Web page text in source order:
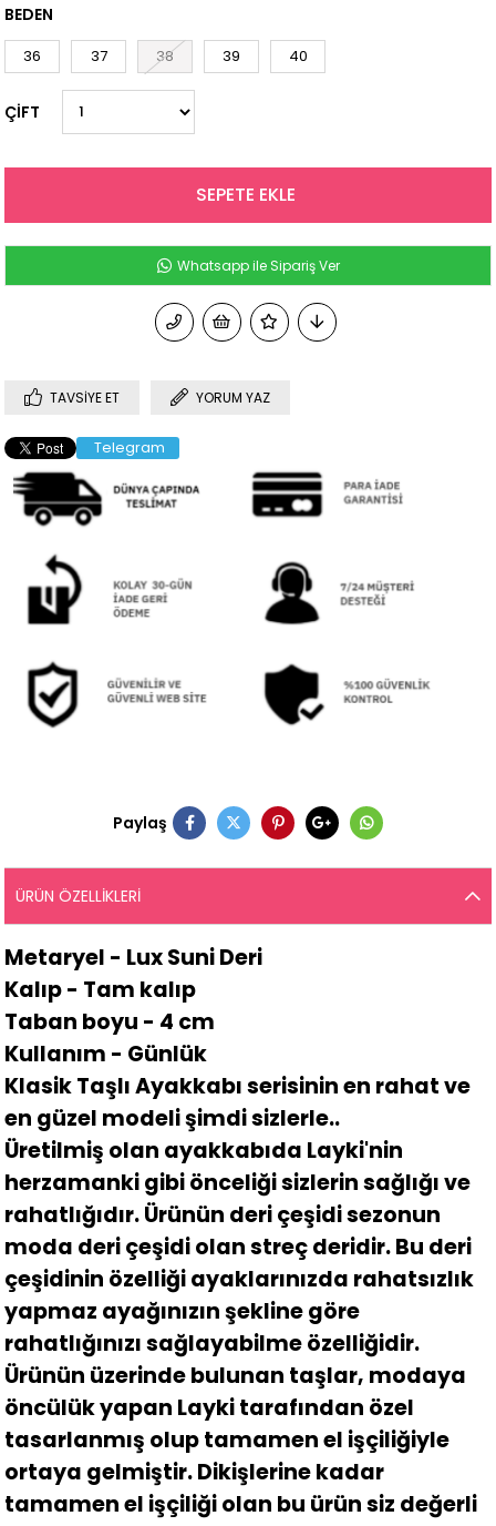
BEDEN
36 37 38 39 40
ÇİFT
Whatsapp ile Sipariş Ver
TAVSIYE ET YORUM YAZ
Telegram
Paylaş
ÜRÜN ÖZELLIKLERI
Metaryel - Lux Suni Deri
Kalıp - Tam kalıp
Taban boyu - 4 cm
Kullanım - Günlük
Klasik Taşlı Ayakkabı serisinin en rahat ve
en güzel modeli şimdi sizlerle..
Üretilmiş olan ayakkabıda Layki'nin
herzamanki gibi önceliği sizlerin sağlığı ve
rahatlığıdır. Ürünün deri çeşidi sezonun
moda deri çeşidi olan streç deridir. Bu deri
çeşidinin özelliği ayaklarınızda rahatsızlık
yapmaz ayağınızın şekline göre
rahatlığınızı sağlayabilme özelliğidir.
Ürünün üzerinde bulunan taşlar, modaya
öncülük yapan Layki tarafından özel
tasarlanmış olup tamamen el işçiliğiyle
ortaya gelmiştir. Dikişlerine kadar
tamamen el işçiliği olan bu ürün siz değerli